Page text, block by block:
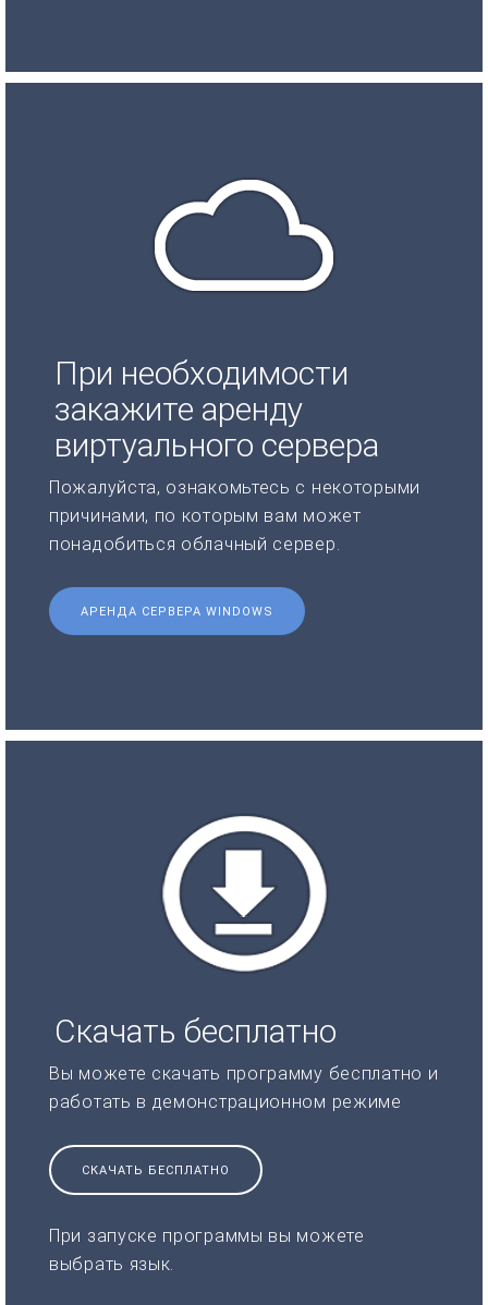
При необходимости
закажите аренду
виртуального сервера
Пожалуйста, ознакомьтесь с некоторыми
причинами, по которым вам может
понадобиться облачный сервер.
АРЕНДА СЕРВЕРА WINDOWS
Скачать бесплатно
Вы можете скачать программу бесплатно и
работать в демонстрационном режиме
СКАЧАТЬ БЕСПЛАТНО
При запуске программы вы можете
выбрать язык.